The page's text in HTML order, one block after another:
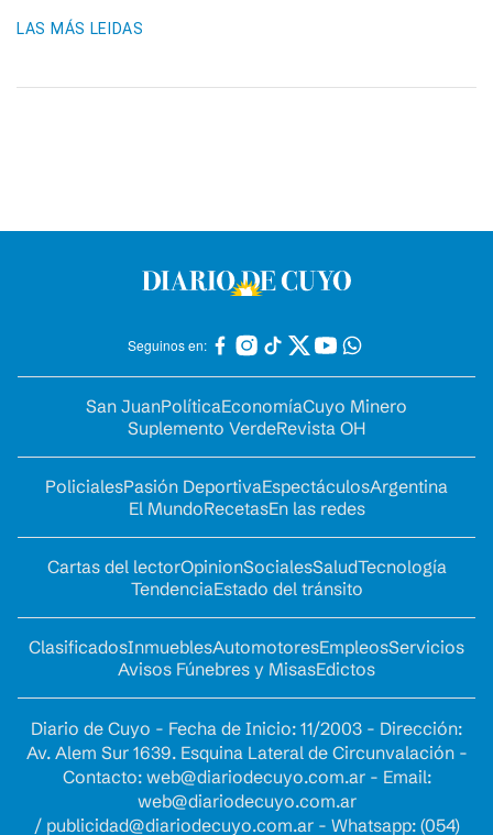
LAS MÁS LEIDAS
Seguinos en:
San JuanPolíticaEconomíaCuyo Minero
Suplemento VerdeRevista OH
PolicialesPasión DeportivaEspectáculosArgentina
El MundoRecetasEn las redes
Cartas del lectorOpinionSocialesSaludTecnología
TendenciaEstado del tránsito
ClasificadosInmueblesAutomotoresEmpleosServicios
Avisos Fúnebres y MisasEdictos
Diario de Cuyo - Fecha de Inicio: 11/2003 - Dirección:
Av. Alem Sur 1639. Esquina Lateral de Circunvalación -
Contacto: web@diariodecuyo.com.ar- Email:
web@diariodecuyo.com.ar
/ publicidad@diariodecuyo.com.ar- Whatsapp: (054)